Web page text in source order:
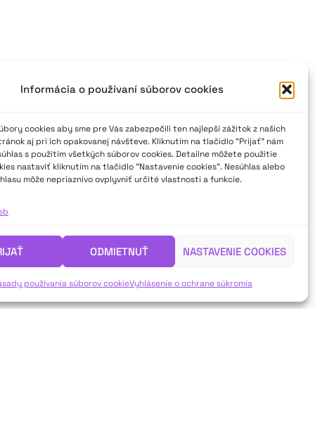
Informácia o používaní súborov cookies
cookies aby sme pre Vás zabezpečili ten najlepší zážitok z našich
aj pri ich opakovanej návšteve. Kliknutím na tlačidlo “Prijať” nám
s použitím všetkých súborov cookies. Detailne môžete použitie
nastaviť kliknutím na tlačidlo "Nastavenie cookies". Nesúhlas alebo
môže nepriaznivo ovplyvniť určité vlastnosti a funkcie.
ODMIETNUŤ NASTAVENIE COOKIES
používania súborov cookieVyhlásenie o ochrane súkromia